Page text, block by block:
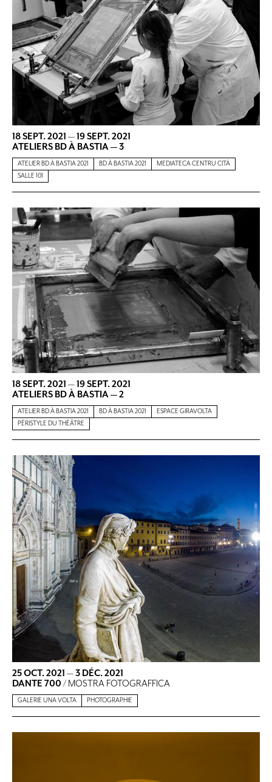
18 SEPT. 2021 —19 SEPT. 2021
ATELIERS BD À BASTIA — 3
ATELIER BD À BASTIA 2021 BD À BASTIA 2021
MEDIATECA CENTRU CITÀ
SALLE 101
18 SEPT. 2021 —19 SEPT. 2021
ATELIERS BD À BASTIA — 2
ATELIER BD À BASTIA 2021 BD À BASTIA 2021
ESPACE GIRAVOLTA
PÉRISTYLE DU THÉÂTRE
25 OCT. 2021 —3 DÉC. 2021
DANTE 700 / MOSTRA FOTOGRAFFICA
GALERIE UNA VOLTA PHOTOGRAPHIE